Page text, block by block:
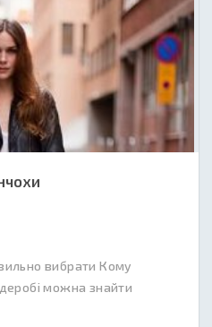
вибрати Кому
можна знайти